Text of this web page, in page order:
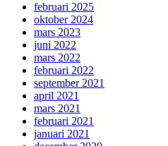
februari 2025
oktober 2024
mars 2023
juni 2022
mars 2022
februari 2022
september 2021
april 2021
mars 2021
februari 2021
januari 2021